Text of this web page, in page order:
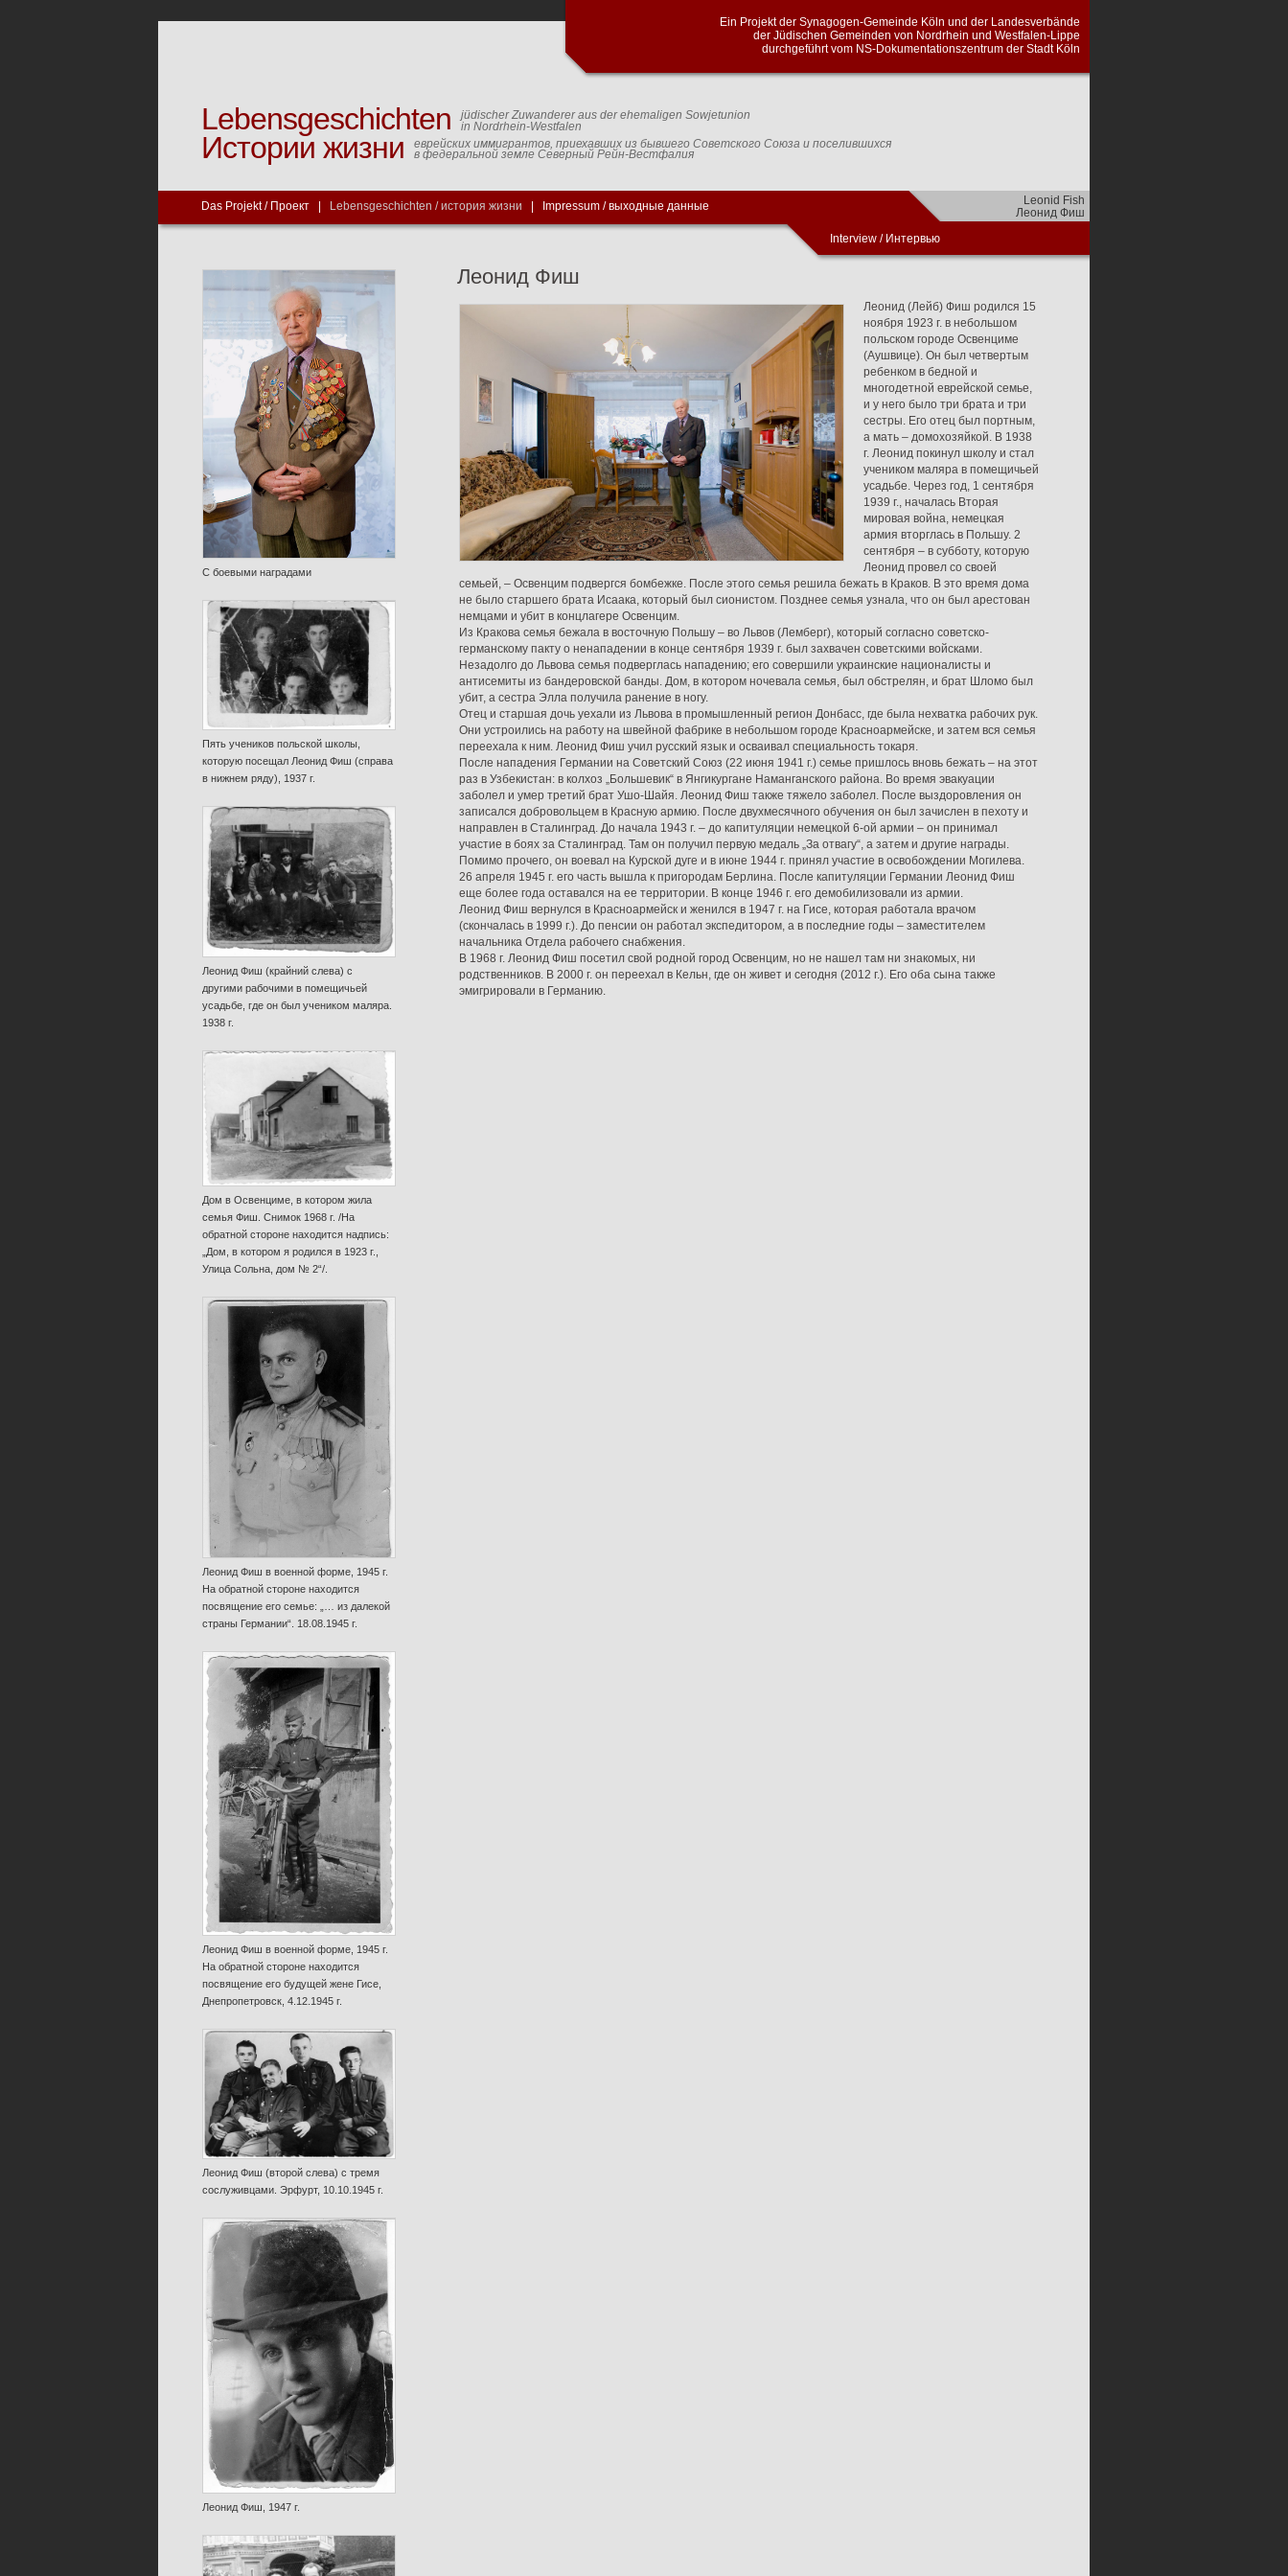
Проект синагогальной общины города Кельна и Земельных союзов еврейских
общин Северного Рейна и Вестфалии-Липпе, проведенный сотрудниками
Кельнского центра документации периода национал-социализма
Lebensgeschichten
jüdischer Zuwanderer aus der ehemaligen Sowjetunion
in Nordrhein-Westfalen
Истории жизни еврейских иммигрантов, приехавших из бывшего Советского Союза и поселившихся
в федеральной земле Северный Рейн-Вестфалия
Das Projekt / Проект Lebensgeschichten / история жизни Impressum / выходные данные
Leonid Fish
Леонид Фиш
Interview/ Интервью
С боевыми наградами
Пять учеников польской школы,
которую посещал Леонид Фиш (справа
в нижнем ряду), 1937 г.
Леонид Фиш (крайний слева) с
другими рабочими в помещичьей
усадьбе, где он был учеником маляра.
1938 г.
Дом в Освенциме, в котором жила
семья Фиш. Снимок 1968 г. /На
обратной стороне находится надпись:
„Дом, в котором я родился в 1923 г.,
Улица Сольна, дом № 2“/.
Леонид Фиш в военной форме, 1945 г.
На обратной стороне находится
посвящение его семье: „… из далекой
страны Германии“. 18.08.1945 г.
Леонид Фиш в военной форме, 1945 г.
На обратной стороне находится
посвящение его будущей жене Гисе,
Днепропетровск, 4.12.1945 г.
Леонид Фиш (второй слева) с тремя
сослуживцами. Эрфурт, 10.10.1945 г.
Леонид Фиш, 1947 г.
Леонид Фиш
Леонид (Лейб) Фиш родился 15
ноября 1923 г. в небольшом
польском городе Освенциме
(Аушвице). Он был четвертым
ребенком в бедной и
многодетной еврейской семье,
и у него было три брата и три
сестры. Его отец был портным,
а мать – домохозяйкой. В 1938
г. Леонид покинул школу и стал
учеником маляра в помещичьей
усадьбе. Через год, 1 сентября
1939 г., началась Вторая
мировая война, немецкая
армия вторглась в Польшу. 2
сентября – в субботу, которую
Леонид провел со своей
семьей, – Освенцим подвергся бомбежке. После этого семья решила бежать в Краков. В это время дома
не было старшего брата Исаака, который был сионистом. Позднее семья узнала, что он был арестован
немцами и убит в концлагере Освенцим.
Из Кракова семья бежала в восточную Польшу – во Львов (Лемберг), который согласно советско-
германскому пакту о ненападении в конце сентября 1939 г. был захвачен советскими войсками.
Незадолго до Львова семья подверглась нападению; его совершили украинские националисты и
антисемиты из бандеровской банды. Дом, в котором ночевала семья, был обстрелян, и брат Шломо был
убит, а сестра Элла получила ранение в ногу.
Отец и старшая дочь уехали из Львова в промышленный регион Донбасс, где была нехватка рабочих рук.
Они устроились на работу на швейной фабрике в небольшом городе Красноармейске, и затем вся семья
переехала к ним. Леонид Фиш учил русский язык и осваивал специальность токаря.
После нападения Германии на Советский Союз (22 июня 1941 г.) семье пришлось вновь бежать – на этот
раз в Узбекистан: в колхоз „Большевик“ в Янгикургане Наманганского района. Во время эвакуации
заболел и умер третий брат Ушо-Шайя. Леонид Фиш также тяжело заболел. После выздоровления он
записался добровольцем в Красную армию. После двухмесячного обучения он был зачислен в пехоту и
направлен в Сталинград. До начала 1943 г. – до капитуляции немецкой 6-ой армии – он принимал
участие в боях за Сталинград. Там он получил первую медаль „За отвагу“, а затем и другие награды.
Помимо прочего, он воевал на Курской дуге и в июне 1944 г. принял участие в освобождении Могилева.
26 апреля 1945 г. его часть вышла к пригородам Берлина. После капитуляции Германии Леонид Фиш
еще более года оставался на ее территории. В конце 1946 г. его демобилизовали из армии.
Леонид Фиш вернулся в Красноармейск и женился в 1947 г. на Гисе, которая работала врачом
(скончалась в 1999 г.). До пенсии он работал экспедитором, а в последние годы – заместителем
начальника Отдела рабочего снабжения.
В 1968 г. Леонид Фиш посетил свой родной город Освенцим, но не нашел там ни знакомых, ни
родственников. В 2000 г. он переехал в Кельн, где он живет и сегодня (2012 г.). Его оба сына также
эмигрировали в Германию.